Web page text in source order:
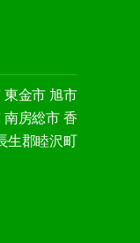
東金市 旭市
南房総市 香
生郡睦沢町